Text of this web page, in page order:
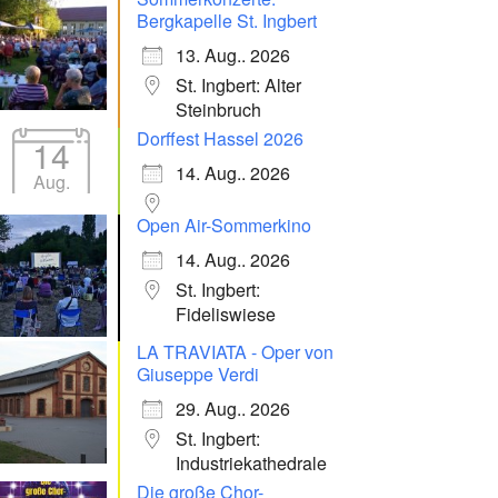
Bergkapelle St. Ingbert
13. Aug.. 2026
St. Ingbert: Alter
Steinbruch
14
Aug.
Dorffest Hassel 2026
14. Aug.. 2026
Open Air-Sommerkino
14. Aug.. 2026
St. Ingbert:
Fideliswiese
LA TRAVIATA - Oper von
Giuseppe Verdi
29. Aug.. 2026
St. Ingbert:
Industriekathedrale
Die große Chor-